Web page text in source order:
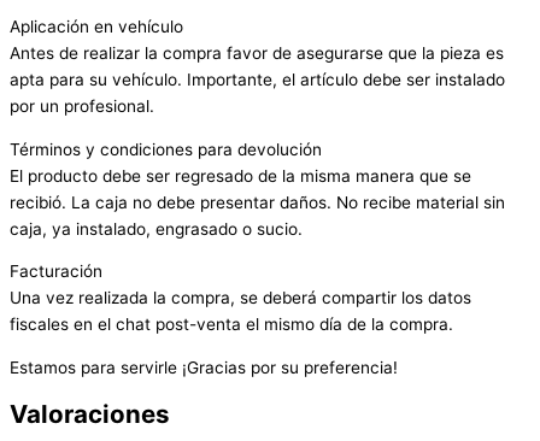
Aplicación en vehículo
Antes de realizar la compra favor de asegurarse que la pieza es
apta para su vehículo. Importante, el artículo debe ser instalado
por un profesional.
Términos y condiciones para devolución
El producto debe ser regresado de la misma manera que se
recibió. La caja no debe presentar daños. No recibe material sin
caja, ya instalado, engrasado o sucio.
Facturación
Una vez realizada la compra, se deberá compartir los datos
fiscales en el chat post-venta el mismo día de la compra.
Estamos para servirle ¡Gracias por su preferencia!
Valoraciones